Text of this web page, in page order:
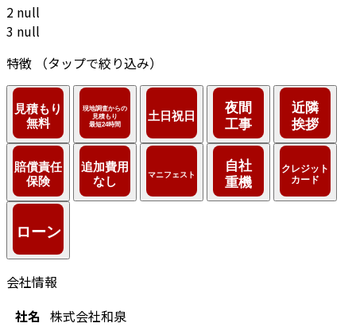
2 null
3 null
特徴
（タップで絞り込み）
会社情報
社名 株式会社和泉